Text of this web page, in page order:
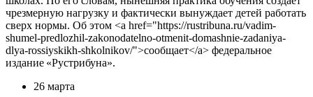
чрезмерную нагрузку и фактически вынуждает детей работать
сверх нормы. Об этом <a href="https://rustribuna.ru/vadim-
shumel-predlozhil-zakonodatelno-otmenit-domashnie-zadaniya-
dlya-rossiyskikh-shkolnikov/">сообщает</a> федеральное
издание «Рустрибуна».
26 марта